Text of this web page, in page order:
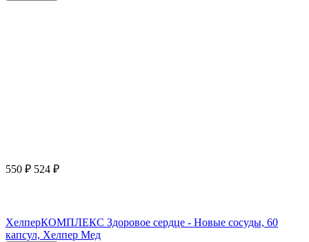
550 ₽ 524 ₽
ХелперКОМПЛЕКС Здоровое сердце - Новые сосуды, 60
капсул, Хелпер Мед